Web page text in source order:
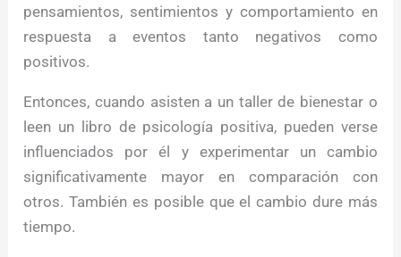
pensamientos, sentimientos y comportamiento en
respuesta a eventos tanto negativos como
positivos.
Entonces, cuando asisten a un taller de bienestar o
leen un libro de psicología positiva, pueden verse
influenciados por él y experimentar un cambio
significativamente mayor en comparación con
otros. También es posible que el cambio dure más
tiempo.